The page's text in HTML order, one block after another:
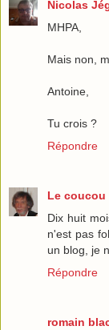
Nicolas
MHPA,
Mais non,
Antoine,
Tu crois ?
Répondre
Le coucou
Dix huit
n'est pas
un blog, je
Répondre
romain